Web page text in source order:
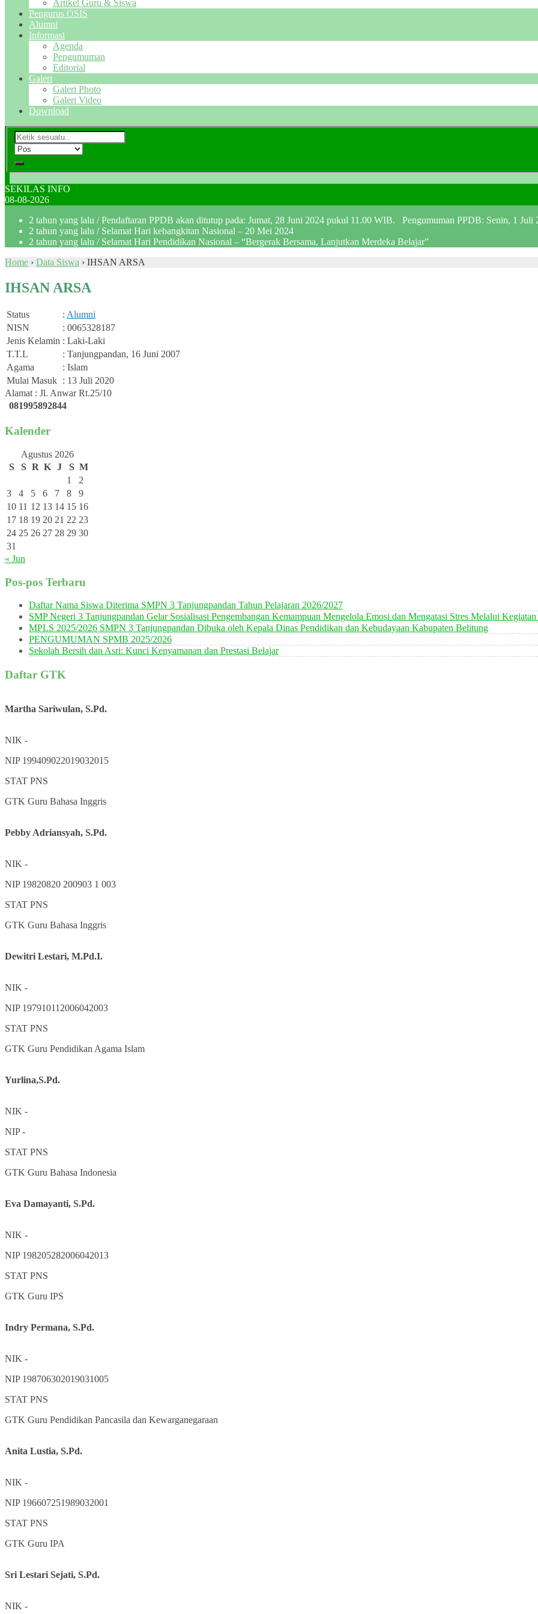
Artikel Guru & Siswa
Pengurus OSIS
Alumni
Informasi
Agenda
Pengumuman
Editorial
Galeri
Galeri Photo
Galeri Video
Download
SEKILAS INFO
08-08-2026
2 tahun yang lalu / Pendaftaran PPDB akan ditutup pada: Jumat, 28 Juni 2024 pukul 11.00 WIB. Pengumuman PPDB: Senin, 1 Juli
2 tahun yang lalu / Selamat Hari kebangkitan Nasional – 20 Mei 2024
2 tahun yang lalu / Selamat Hari Pendidikan Nasional – “Bergerak Bersama, Lanjutkan Merdeka Belajar”
Home › Data Siswa › IHSAN ARSA
IHSAN ARSA
Status : Alumni
NISN
: 0065328187
Jenis Kelamin : Laki-Laki
T.T.L
: Tanjungpandan, 16 Juni 2007
Agama
: Islam
Mulai Masuk : 13 Juli 2020
Alamat : Jl. Anwar Rt.25/10
081995892844
Kalender
Agustus 2026
S
S R K J S M
1
2
3
4 5 6 7 8
9
10 11 12 13 14 15 16
17 18 19 20 21 22 23
24 25 26 27 28 29 30
31
« Jun
Pos-pos Terbaru
Daftar Nama Siswa Diterima SMPN 3 Tanjungpandan Tahun Pelajaran 2026/2027
SMP Negeri 3 Tanjungpandan Gelar Sosialisasi Pengembangan Kemampuan Mengelola Emosi dan Mengatasi Stres Melalui
MPLS 2025/2026 SMPN 3 Tanjungpandan Dibuka oleh Kepala Dinas Pendidikan dan Kebudayaan Kabupaten Belitung
PENGUMUMAN SPMB 2025/2026
Sekolah Bersih dan Asri: Kunci Kenyamanan dan Prestasi Belajar
Daftar GTK
Martha Sariwulan, S.Pd.
NIK -
NIP 199409022019032015
STAT PNS
GTK Guru Bahasa Inggris
Pebby Adriansyah, S.Pd.
NIK -
NIP 19820820 200903 1 003
STAT PNS
GTK Guru Bahasa Inggris
Dewitri Lestari, M.Pd.I.
NIK -
NIP 197910112006042003
STAT PNS
GTK Guru Pendidikan Agama Islam
Yurlina,S.Pd.
NIK -
NIP-
STAT PNS
GTK Guru Bahasa Indonesia
Eva Damayanti, S.Pd.
NIK -
NIP 198205282006042013
STAT PNS
GTK Guru IPS
Indry Permana, S.Pd.
NIK -
NIP 198706302019031005
STAT PNS
GTK Guru Pendidikan Pancasila dan Kewarganegaraan
Anita Lustia, S.Pd.
NIK -
NIP 196607251989032001
STAT PNS
GTK Guru IPA
Sri Lestari Sejati, S.Pd.
NIK -